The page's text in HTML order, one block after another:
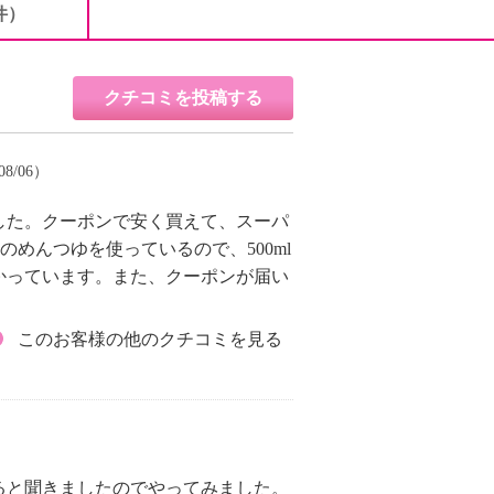
クチコミを投稿する
06）
。クーポンで安く買えて、スーパ
めんつゆを使っているので、500ml
ています。また、クーポンが届い
このお客様の他のクチコミを見る
聞きましたのでやってみました。